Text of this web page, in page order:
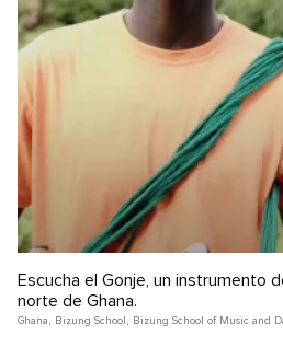
Escucha el Gonje, un instrumento
norte de Ghana.
Ghana , Bizung School , Bizung School of Music and